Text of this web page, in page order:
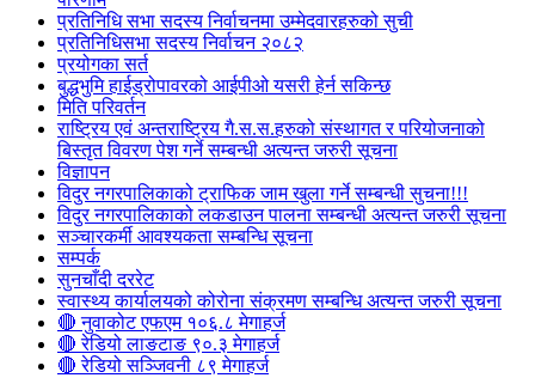
प्रतिनिधि सभा सदस्य निर्वाचनमा उम्मेदवारहरुको सुची
प्रतिनिधिसभा सदस्य निर्वाचन २०८२
प्रयोगका सर्त
बुद्धभुमि हाईड्रोपावरको आईपीओ यसरी हेर्न सकिन्छ
मिति परिवर्तन
राष्ट्रिय एवं अन्तराष्ट्रिय गै.स.स.हरुको संस्थागत र परियोजनाको
बिस्तृत विवरण पेश गर्ने सम्बन्धी अत्यन्त जरुरी सूचना
विज्ञापन
विदुर नगरपालिकाको ट्राफिक जाम खुला गर्ने सम्बन्धी सुचना!!!
विदुर नगरपालिकाको लकडाउन पालना सम्बन्धी अत्यन्त जरुरी सूचना
सञ्चारकर्मी आवश्यकता सम्बन्धि सूचना
सम्पर्क
सुनचाँदी दररेट
स्वास्थ्य कार्यालयको कोरोना संक्रमण सम्बन्धि अत्यन्त जरुरी सूचना
🔴 नुवाकोट एफएम १०६.८ मेगाहर्ज
🔴 रेडियो लाङटाङ ९०.३ मेगाहर्ज
🔴 रेडियो सञ्जिवनी ८९ मेगाहर्ज